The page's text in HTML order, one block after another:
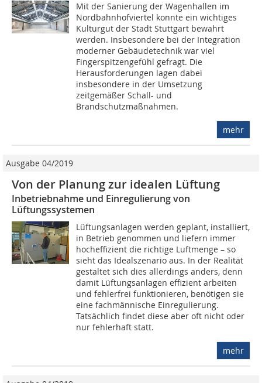
Mit der Sanierung der Wagenhallen im
Nordbahnhofviertel konnte ein wichtiges
Kulturgut der Stadt Stuttgart bewahrt
werden. Insbesondere bei der Integration
moderner Gebäudetechnik war viel
Fingerspitzengefühl gefragt. Die
Herausforderungen lagen dabei
insbesondere in der Umsetzung
zeitgemäßer Schall- und
Brandschutzmaßnahmen.
mehr
Ausgabe 04/2019
Von der Planung zur idealen Lüftung
Inbetriebnahme und Einregulierung von
Lüftungssystemen
Lüftungsanlagen werden geplant, installiert,
in Betrieb genommen und liefern immer
hocheffizient die richtige Luftmenge – so
sieht das Idealszenario aus. In der Realität
gestaltet sich dies allerdings anders, denn
damit Lüftungsanlagen effizient arbeiten
und fehlerfrei funktionieren, benötigen sie
eine fachmännische Einregulierung.
Tatsächlich findet diese aber oft nicht oder
nur fehlerhaft statt.
mehr